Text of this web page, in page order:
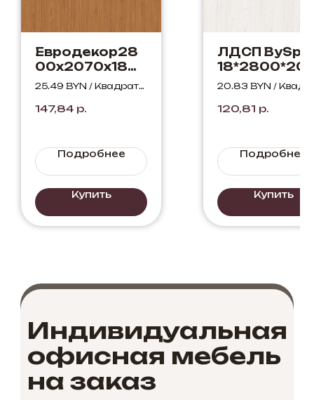
Евродекор28
00х2070х18
Вишня
H1636 ST12
25.49 BYN / Квадратн
147,84 р.
Подробнее
Купить
ЛДСП
Дуб Бордо
20.83 BYN /
120,81 р.
Подробнее
Купить
Индивидуальная
офисная мебель
на заказ